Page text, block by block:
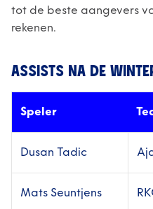
tot de beste aangevers
rekenen.
ASSISTS NA DE
Speler
Dusan Tadic
Mats Seuntjens